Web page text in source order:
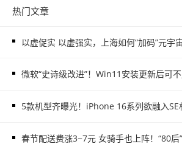
热门文章
以虚促实 以虚强实，上海如何“加码”元宇宙
微软“史诗级改进”！Win11安装更新后可
5款机型齐曝光！iPhone 16系列欲融入
春节配送费涨3−7元 女骑手也上阵！“80后